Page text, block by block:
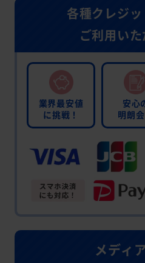
各種クレジ
ご利用い
業界最安値
に挑戦！
安心
明朗
メディ